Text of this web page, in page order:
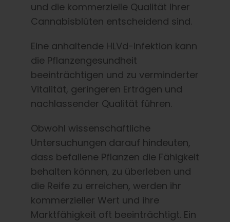
und die kommerzielle Qualität Ihrer
Cannabisblüten entscheidend sind.
Eine anhaltende HLVd-Infektion kann
die Pflanzengesundheit
beeinträchtigen und zu verminderter
Vitalität, geringeren Erträgen und
nachlassender Qualität führen.
Obwohl wissenschaftliche
Untersuchungen darauf hindeuten,
dass befallene Pflanzen die Fähigkeit
behalten können, zu überleben und
die Reife zu erreichen, werden ihr
kommerzieller Wert und ihre
Marktfähigkeit oft beeinträchtigt. Ein